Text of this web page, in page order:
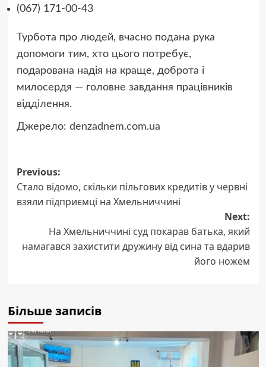
(067) 171-00-43
Турбота про людей, вчасно подана рука
допомоги тим, хто цього потребує,
подарована надія на краще, доброта і
милосердя — головне завдання працівників
відділення.
Джерело: denzadnem.com.ua
Post
navigation
Previous:
Стало відомо, скільки пільгових кредитів у червні
взяли підприємці на Хмельниччині
Next:
На Хмельниччині суд покарав батька, який
намагався захистити дружину від сина та вдарив
його ножем
Більше записів